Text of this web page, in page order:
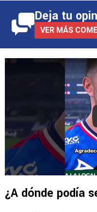
Deja tu
VER MÁS
¿A dónde podía